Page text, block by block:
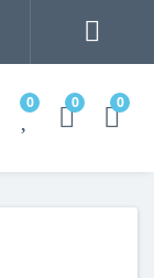
0 0 0